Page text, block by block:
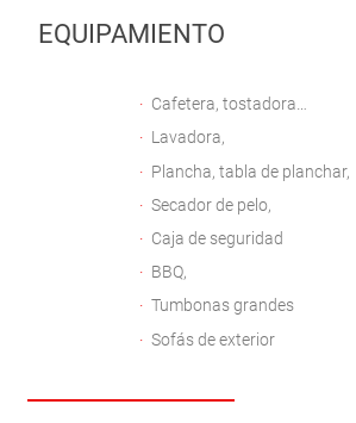
EQUIPAMIENTO
Cafetera, tostadora…
Lavadora,
Plancha, tabla de planchar,
Secador de pelo,
Caja de seguridad
BBQ,
Tumbonas grandes
Sofás de exterior